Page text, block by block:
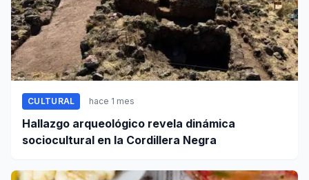
CULTURAL hace 1 mes
Hallazgo arqueológico revela dinámica
sociocultural en la Cordillera Negra